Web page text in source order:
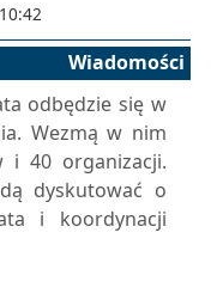
Wiadomości
odbędzie się w
Wezmą w nim
i 40 organizacji.
dyskutować o
i koordynacji